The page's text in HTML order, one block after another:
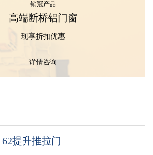
销冠产品
高端断桥铝门窗
现享折扣优惠
详情咨询
58平开门窗